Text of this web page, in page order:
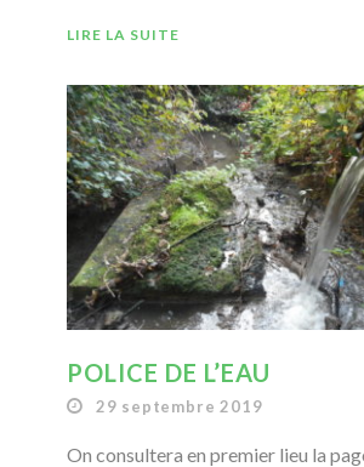
LIRE LA SUITE
POLICE DE L’EAU
29 septembre 2019
On consultera en premier lieu la